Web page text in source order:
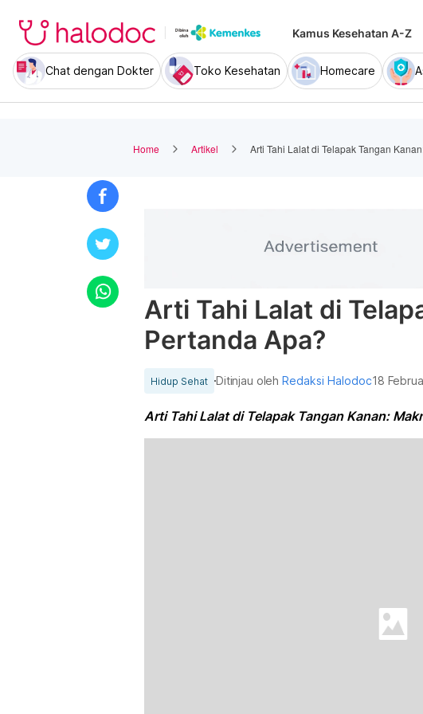
Kamus Kesehatan A-Z
Chat dengan Dokter Toko Kesehatan Homecare
Home Artikel Arti Tahi Lalat di Telapak Tangan
Arti Tahi Lalat di
Pertanda Apa?
Hidup Sehat Ditinjau olehRedaksi Halodoc18
Arti Tahi Lalat di Telapak Tangan Kanan: